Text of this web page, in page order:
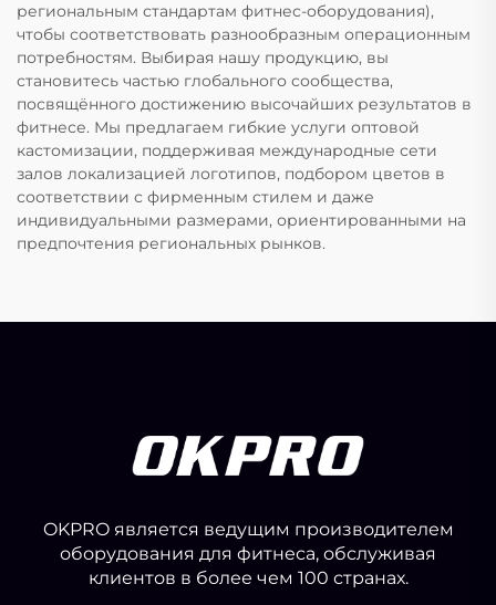
региональным стандартам фитнес-оборудования),
чтобы соответствовать разнообразным операционным
потребностям. Выбирая нашу продукцию, вы
становитесь частью глобального сообщества,
посвящённого достижению высочайших результатов в
фитнесе. Мы предлагаем гибкие услуги оптовой
кастомизации, поддерживая международные сети
залов локализацией логотипов, подбором цветов в
соответствии с фирменным стилем и даже
индивидуальными размерами, ориентированными на
предпочтения региональных рынков.
OKPRO является ведущим производителем
оборудования для фитнеса, обслуживая
клиентов в более чем 100 странах.